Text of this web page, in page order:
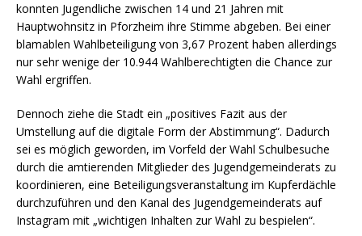
konnten Jugendliche zwischen 14 und 21 Jahren mit
Hauptwohnsitz in Pforzheim ihre Stimme abgeben. Bei einer
blamablen Wahlbeteiligung von 3,67 Prozent haben allerdings
nur sehr wenige der 10.944 Wahlberechtigten die Chance zur
Wahl ergriffen.
Dennoch ziehe die Stadt ein „positives Fazit aus der
Umstellung auf die digitale Form der Abstimmung“. Dadurch
sei es möglich geworden, im Vorfeld der Wahl Schulbesuche
durch die amtierenden Mitglieder des Jugendgemeinderats zu
koordinieren, eine Beteiligungsveranstaltung im Kupferdächle
durchzuführen und den Kanal des Jugendgemeinderats auf
Instagram mit „wichtigen Inhalten zur Wahl zu bespielen“.